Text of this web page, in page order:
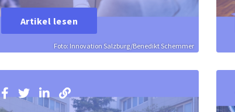
Foto: Innovation Salzburg/Benedikt Schemmer
Artikel lesen